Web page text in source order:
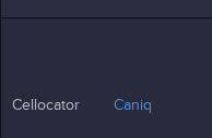
Cellocator Caniq